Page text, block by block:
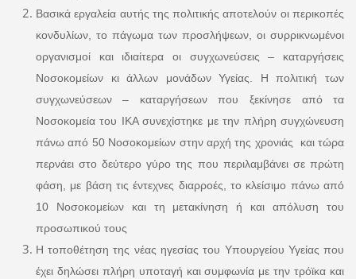
Βασικά εργαλεία αυτής της πολιτικής αποτελούν οι περικοπές
κονδυλίων, το πάγωμα των προσλήψεων, οι συρρικνωμένοι
οργανισμοί και ιδιαίτερα οι συγχωνεύσεις – καταργήσεις
Νοσοκομείων κι άλλων μονάδων Υγείας. Η πολιτική των
συγχωνεύσεων – καταργήσεων που ξεκίνησε από τα
Νοσοκομεία του ΙΚΑ συνεχίστηκε με την πλήρη συγχώνευση
πάνω από 50 Νοσοκομείων στην αρχή της χρονιάς και τώρα
περνάει στο δεύτερο γύρο της που περιλαμβάνει σε πρώτη
φάση, με βάση τις έντεχνες διαρροές, το κλείσιμο πάνω από
10 Νοσοκομείων και τη μετακίνηση ή και απόλυση του
προσωπικού τους
Η τοποθέτηση της νέας ηγεσίας του Υπουργείου Υγείας που
έχει δηλώσει πλήρη υποταγή και συμφωνία με την τρόϊκα και